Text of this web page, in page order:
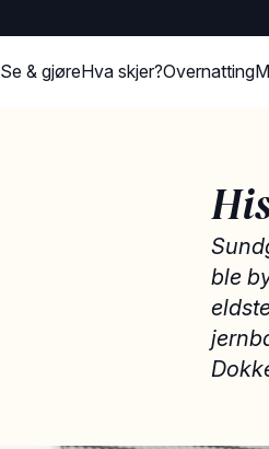
Se & gjøreHva skjer?Overnatting
ble